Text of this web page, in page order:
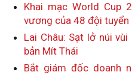
Khai mạc World Cup
vương của 48 đội
Lai Châu: Sạt lở núi
bản Mít Thái
Bắt giám đốc doanh